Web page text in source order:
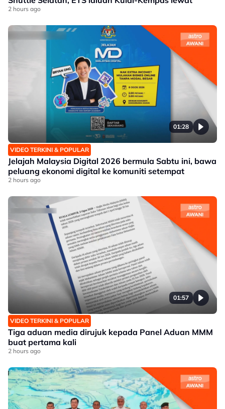
2 hours ago
01:28
VIDEO TERKINI & POPULAR
Jelajah Malaysia Digital 2026 bermula Sabtu ini, bawa
peluang ekonomi digital ke komuniti setempat
2 hours ago
01:57
VIDEO TERKINI & POPULAR
Tiga aduan media dirujuk kepada Panel Aduan MMM
buat pertama kali
2 hours ago